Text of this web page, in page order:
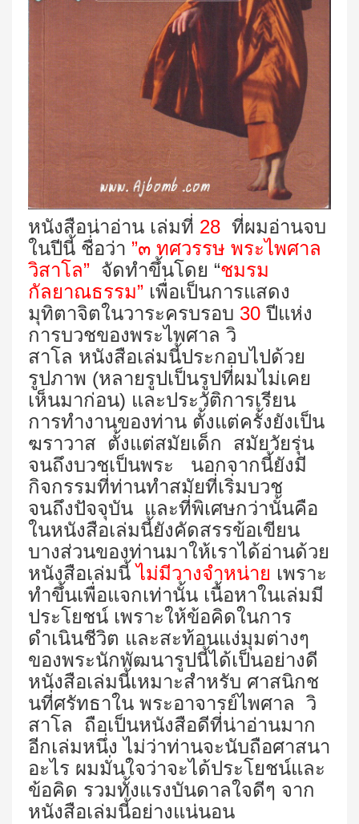
หนังสือน่าอ่าน เล่มที่ 28 ที่ผมอ่านจบ
ในปีนี้ ชื่อว่า ”๓ ทศวรรษ พระไพศาล
วิสาโล” จัดทำขึ้นโดย “ชมรม
กัลยาณธรรม” เพื่อเป็นการแสดง
มุทิตาจิตในวาระครบรอบ 30 ปีแห่ง
การบวชของพระไพศาล วิ
สาโล หนังสือเล่มนี้ประกอบไปด้วย
รูปภาพ (หลายรูปเป็นรูปที่ผมไม่เคย
เห็นมาก่อน) และประวัติการเรียน
การทำงานของท่าน ตั้งแต่ครั้งยังเป็น
ฆราวาส ตั้งแต่สมัยเด็ก สมัยวัยรุ่น
จนถึงบวชเป็นพระ นอกจากนี้ยังมี
กิจกรรมที่ท่านทำสมัยที่เริ่มบวช
จนถึงปัจจุบัน และที่พิเศษกว่านั้นคือ
ในหนังสือเล่มนี้ยังคัดสรรข้อเขียน
บางส่วนของท่านมาให้เราได้อ่านด้วย
หนังสือเล่มนี้ไม่มีวางจำหน่าย เพราะ
ทำขึ้นเพื่อแจกเท่านั้น เนื้อหาในเล่มมี
ประโยชน์ เพราะให้ข้อคิดในการ
ดำเนินชีวิต และสะท้อนแง่มุมต่างๆ
ของพระนักพัฒนารูปนี้ได้เป็นอย่างดี
หนังสือเล่มนี้เหมาะสำหรับ ศาสนิกช
นที่ศรัทธาใน พระอาจารย์ไพศาล วิ
สาโล ถือเป็นหนังสือดีที่น่าอ่านมาก
อีกเล่มหนึ่ง ไม่ว่าท่านจะนับถือศาสนา
อะไร ผมมั่นใจว่าจะได้ประโยชน์และ
ข้อคิด รวมทั้งแรงบันดาลใจดีๆ จาก
หนังสือเล่มนี้อย่างแน่นอน